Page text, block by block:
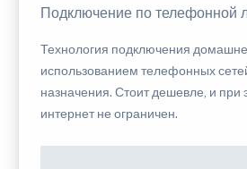
Подключение по телефонной
Технология подключения
использованием телефонных
назначения. Стоит дешевле, и при
интернет не ограничен.